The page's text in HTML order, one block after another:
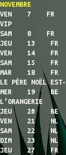
NOVEMBRE
VEN 7 FR
VIP
SAM 8 FR
JEU 13 FR
VEN 14 FR
SAM 15 FR
MAR 18 FR
LE PÈRE NOËL
MER 19 BE
JEU 20 BE
VEN 21
SAM 22 NL
DIM 23 NL
JEU 27 FR